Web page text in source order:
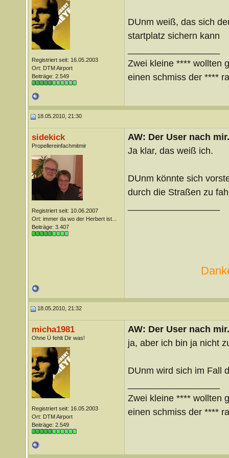
Registriert seit: 16.05.2003
Ort: DTM Airport
Beiträge: 2.549
DUnm weiß, das sich
startplatz sichern kann
Zwei kleine **** wollten
einen schmiss der ****
18.05.2010, 21:30
sidekick
Propellereinfachmitmir
Registriert seit: 10.06.2007
Ort: immer da wo der Herbert ist...
Beiträge: 3.407
AW: Der User nach
Ja klar, das weiß ich.
DUnm könnte sich
durch die Straßen zu
18.05.2010, 21:32
micha1981
Ohne Ü fehlt Dir was!
Registriert seit: 16.05.2003
Ort: DTM Airport
Beiträge: 2.549
AW: Der User nach
ja, aber ich bin ja nicht
DUnm wird sich im Fall
Zwei kleine **** wollten
einen schmiss der ****